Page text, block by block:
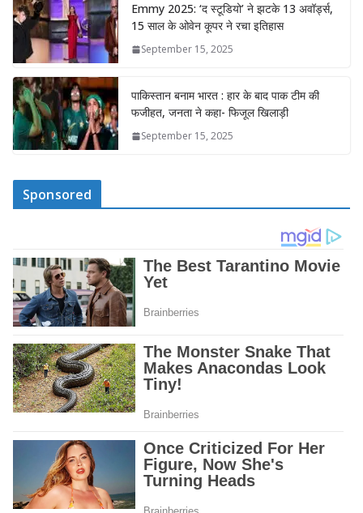
Emmy 2025: ‘द स्टूडियो’ ने झटके 13 अवॉर्ड्स,
15 साल के ओवेन कूपर ने रचा इतिहास
September 15, 2025
पाकिस्तान बनाम भारत : हार के बाद पाक टीम की
फजीहत, जनता ने कहा- फिजूल खिलाड़ी
September 15, 2025
Sponsored